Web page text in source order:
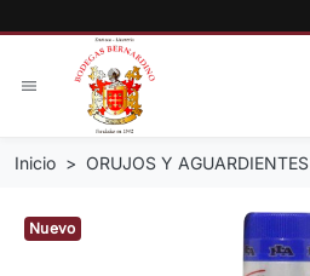
menu
Inicio ORUJOS Y AGUARDIENTES
Nuevo